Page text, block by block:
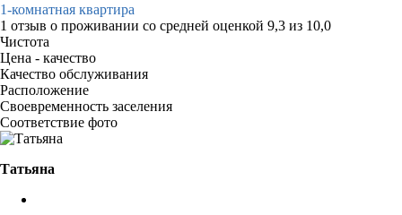
1-комнатная квартира
1 отзыв о проживании со средней оценкой 9,3 из 10,0
Чистота
Цена - качество
Качество обслуживания
Расположение
Своевременность заселения
Соответствие фото
Татьяна